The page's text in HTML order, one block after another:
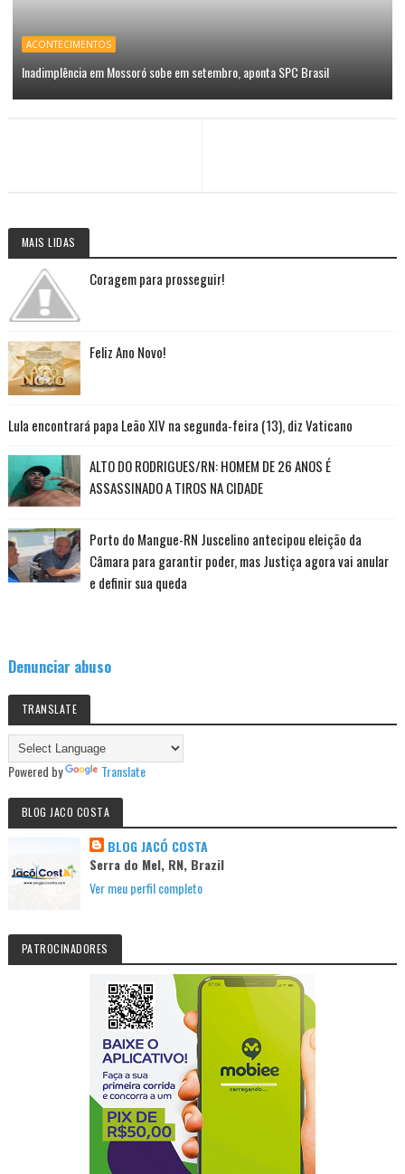
ACONTECIMENTOS
Inadimplência em Mossoró sobe em setembro, aponta SPC Brasil
MAIS LIDAS
Coragem para prosseguir!
Feliz Ano Novo!
Lula encontrará papa Leão XIV na segunda-feira (13), diz Vaticano
ALTO DO RODRIGUES/RN: HOMEM DE 26 ANOS É
ASSASSINADO A TIROS NA CIDADE
Porto do Mangue-RN Juscelino antecipou eleição da
Câmara para garantir poder, mas Justiça agora vai anular
e definir sua queda
Denunciar abuso
TRANSLATE
Powered by Translate
BLOG JACO COSTA
BLOG JACÓ COSTA
Serra do Mel, RN, Brazil
Ver meu perfil completo
PATROCINADORES